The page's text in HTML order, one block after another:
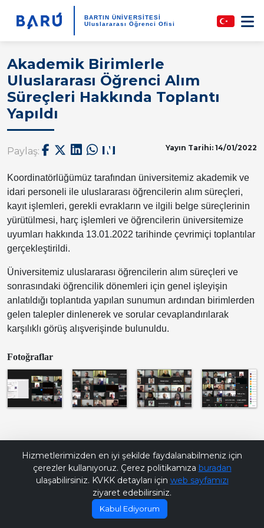
BARTIN ÜNİVERSİTESİ
Uluslararası Öğrenci Ofisi
Akademik Birimlerle
Uluslararası Öğrenci Alım
Süreçleri Hakkında Toplantı
Yapıldı
Paylaş: Yayın Tarihi: 14/01/2022
Koordinatörlüğümüz tarafından üniversitemiz akademik ve
idari personeli ile uluslararası öğrencilerin alım süreçleri,
kayıt işlemleri, gerekli evrakların ve ilgili belge süreçlerinin
yürütülmesi, harç işlemleri ve öğrencilerin üniversitemize
uyumları hakkında 13.01.2022 tarihinde çevrimiçi toplantılar
gerçekleştirildi.
Üniversitemiz uluslararası öğrencilerin alım süreçleri ve
sonrasındaki öğrencilik dönemleri için genel işleyişin
anlatıldığı toplantıda yapılan sunumun ardından birimlerden
gelen talepler dinlenerek ve sorular cevaplandırılarak
karşılıklı görüş alışverişinde bulunuldu.
Fotoğraflar
Hizmetlerimizden en iyi şekilde faydalanabilmeniz için
çerezler kullanıyoruz. Çerez politikamıza buradan
ulaşabilirsiniz. KVKK detayları için web sayfamızı
ziyaret edebilirsiniz.
Kabul Ediyorum
Bana Soru Sor | Ask Me